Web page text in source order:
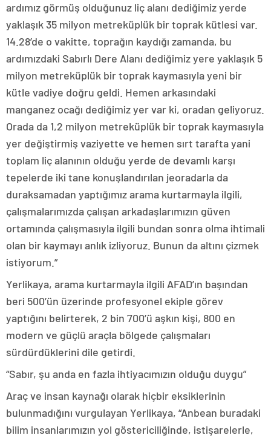
ardımız görmüş olduğunuz liç alanı dediğimiz yerde
yaklaşık 35 milyon metreküplük bir toprak kütlesi var.
14.28’de o vakitte, toprağın kaydığı zamanda, bu
ardımızdaki Sabırlı Dere Alanı dediğimiz yere yaklaşık 5
milyon metreküplük bir toprak kaymasıyla yeni bir
kütle vadiye doğru geldi. Hemen arkasındaki
manganez ocağı dediğimiz yer var ki, oradan geliyoruz.
Orada da 1,2 milyon metreküplük bir toprak kaymasıyla
yer değiştirmiş vaziyette ve hemen sırt tarafta yani
toplam liç alanının olduğu yerde de devamlı karşı
tepelerde iki tane konuşlandırılan jeoradarla da
duraksamadan yaptığımız arama kurtarmayla ilgili,
çalışmalarımızda çalışan arkadaşlarımızın güven
ortamında çalışmasıyla ilgili bundan sonra olma ihtimali
olan bir kaymayı anlık izliyoruz. Bunun da altını çizmek
istiyorum.”
Yerlikaya, arama kurtarmayla ilgili AFAD’ın başından
beri 500’ün üzerinde profesyonel ekiple görev
yaptığını belirterek, 2 bin 700’ü aşkın kişi, 800 en
modern ve güçlü araçla bölgede çalışmaları
sürdürdüklerini dile getirdi.
“Sabır, şu anda en fazla ihtiyacımızın olduğu duygu”
Araç ve insan kaynağı olarak hiçbir eksiklerinin
bulunmadığını vurgulayan Yerlikaya, “Anbean buradaki
bilim insanlarımızın yol göstericiliğinde, istişarelerle,